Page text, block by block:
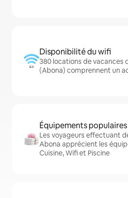
Disponibilité du wifi
380 locations de vacances
(Abona) comprennent un
Équipements
Les voyageurs effectuant
Abona apprécient les
Cuisine, Wifi et Piscine